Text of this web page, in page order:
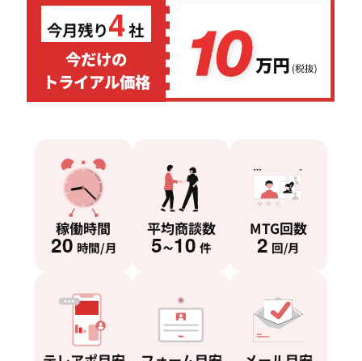
今月残り4社
今だけの
トライアル価格
稼働時間
20 時間/月
平均商談数
5~10 件
MTG回数
2 回/月